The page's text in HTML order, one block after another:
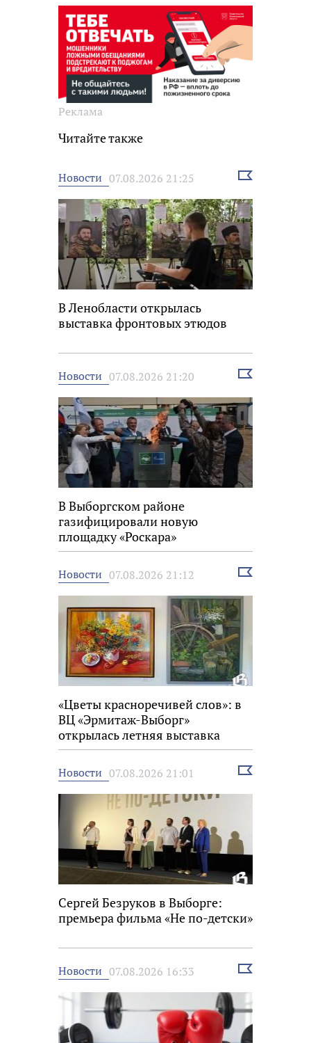
Реклама
Читайте также
Новости 07.08.2026 21:25
Выбрать
В Ленобласти открылась
выставка фронтовых этюдов
Новости 07.08.2026 21:20
Выбрать
В Выборгском районе
газифицировали новую
площадку «Роскара»
Новости 07.08.2026 21:12
Выбрать
«Цветы красноречивей слов»: в
ВЦ «Эрмитаж-Выборг»
открылась летняя выставка
Новости 07.08.2026 21:01
Выбрать
Сергей Безруков в Выборге:
премьера фильма «Не по-детски»
Новости 07.08.2026 16:33
Выбрать